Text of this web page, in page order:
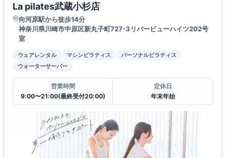
La pilates武蔵小杉店
向河原駅から徒歩14分
神奈川県川崎市中原区新丸子町727-3リバービューハイツ202号
室
ウェアレンタル マシンピラティス
パーソナルピラティス
ウォーターサーバー
営業時間
9:00〜21:00(最終受付20:00)
定休日
年末年始